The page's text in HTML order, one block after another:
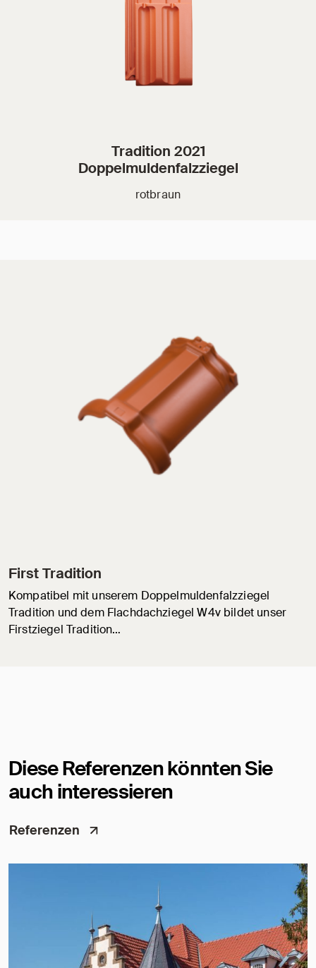
Tradition 2021
Doppelmuldenfalzziegel
rotbraun
First Tradition
Kompatibel mit unserem Doppelmuldenfalzziegel
Tradition und dem Flachdachziegel W4v bildet unser
Firstziegel Tradition…
Diese Referenzen könnten Sie
auch interessieren
Referenzen